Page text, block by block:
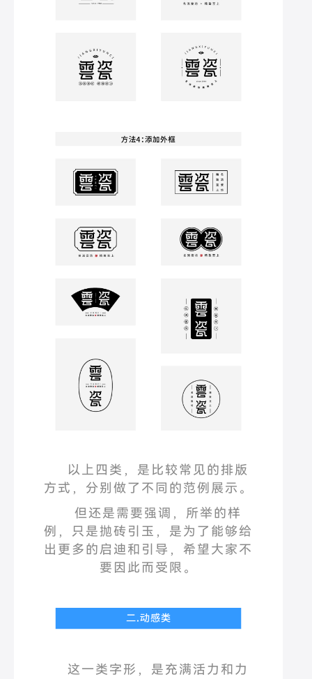
以上四类，是比较常见的排版
方式，分别做了不同的范例展示。
但还是需要强调，所举的样
例，只是抛砖引玉，是为了能够给
出更多的启迪和引导，希望大家不
要因此而受限。
这一类字形，是充满活力和力